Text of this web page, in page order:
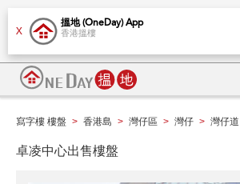
X
搵地 (OneDay) App
香港搵樓
寫字樓 樓盤 > 香港島 > 灣仔區 > 灣仔 > 灣仔道
卓凌中心出售樓盤